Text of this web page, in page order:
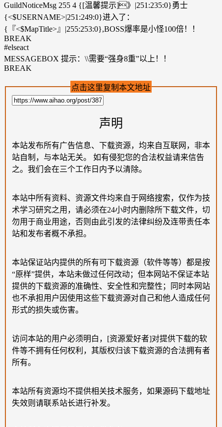
GuildNoticeMsg 255 4 {[温馨提示]》|251:235:0}勇士
{<$USERNAME>|251:249:0}进入了：
{『<$MapTitle>』|255:253:0},BOSS爆率是小怪100倍！！
BREAK
#elseact
MESSAGEBOX 提示：\\需要“强身8重”以上！！
BREAK
点击这里复制本文地址
声明
本站发布所有广告信息、下载资源，均来自互联网，非本
站自制，与本站无关。 如有侵犯您的合法权益请来信告
之。我们会在三个工作日内予以清除。
本站中所有资料、资源文件均来自于网络搜索，仅作为技
术学习研究之用，请必须在24小时内删除所下载文件，切
勿用于商业用途，否则由此引发的法律纠纷及连带责任本
站和发布者概不承担。
本站保证站内提供的所有可下载资源（软件等等）都是按
“原样”提供，本站未做过任何改动；但本网站不保证本站
提供的下载资源的准确性、安全性和完整性；同时本网站
也不承担用户因使用这些下载资源对自己和他人造成任何
形式的损失或伤害。
访问本站的用户必须明白，[资源爱好者]对提供下载的软
件等不拥有任何权利，其版权归该下载资源的合法拥有者
所有。
本站所有资源均不提供相关技术服务，如果源码下载地址
失效则请联系站长进行补发。